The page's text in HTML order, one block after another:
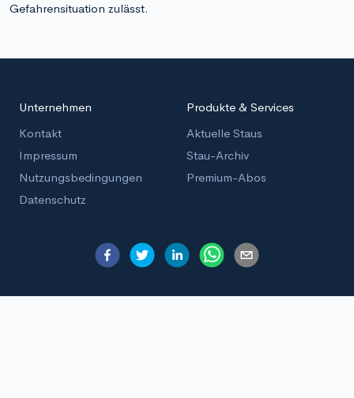
Gefahrensituation zulässt.
Unternehmen
Kontakt
Impressum
Nutzungsbedingungen
Datenschutz
Produkte & Services
Aktuelle Staus
Stau-Archiv
Premium-Abos